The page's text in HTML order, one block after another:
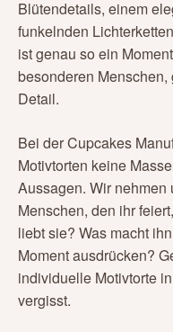
Blütendetails, einem
funkelnden
ist genau so ein
besonderen
Detail.
Bei der Cupcakes
Motivtorten keine
Aussagen. Wir nehmen
Menschen, den ihr
liebt sie? Was macht
Moment ausdrücken?
individuelle Motivtorte
vergisst.